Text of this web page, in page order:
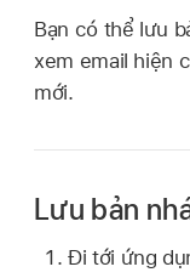
Bạn có thể lưu
xem email hiện
mới.
Lưu bản
Đi tới ứng